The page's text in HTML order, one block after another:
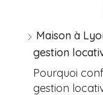
Maison à
gestion
Pourquoi
gestion